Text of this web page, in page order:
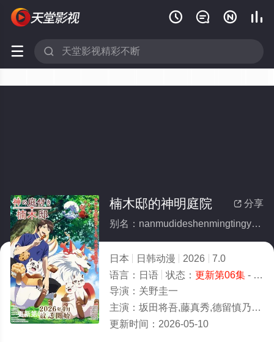
   
 
更新第06集
 分享
楠木邸的神明庭院
别名：nanmudideshenmingtingyuan
日本 日韩动漫 2026
7.0
语言： 日语 状态： 更新第06集- 免费在线观看
导演： 关野圭一
主演： 坂田将吾,藤真秀,德留慎乃佑,寿美菜子,小市真琴,中岛良树,小林大纪,大川透,游佐浩二,速水奖,高桥广树
更新时间： 2026-05-10